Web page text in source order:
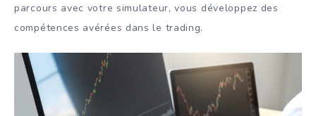
parcours avec votre simulateur, vous développez des
compétences avérées dans le trading.